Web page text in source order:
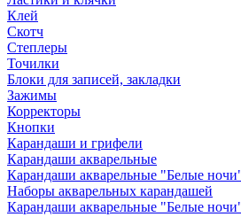
Клей
Скотч
Степлеры
Точилки
Блоки для записей, закладки
Зажимы
Корректоры
Кнопки
Карандаши и грифели
Карандаши акварельные
Карандаши акварельные "Белые
Наборы акварельных карандашей
Карандаши акварельные "Белые